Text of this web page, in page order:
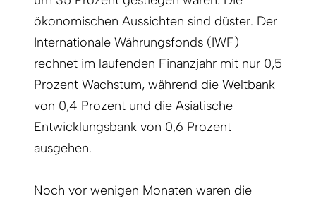
ökonomischen Aussichten sind düster. Der
Internationale Währungsfonds (IWF)
rechnet im laufenden Finanzjahr mit nur 0,5
Prozent Wachstum, während die Weltbank
von 0,4 Prozent und die Asiatische
Entwicklungsbank von 0,6 Prozent
ausgehen.
Noch vor wenigen Monaten waren die